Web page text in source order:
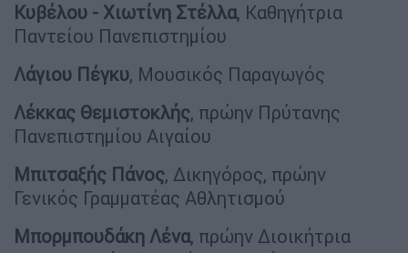
Κυβέλου - Χιωτίνη Στέλλα, Καθηγήτρια
Παντείου Πανεπιστημίου
Λάγιου Πέγκυ, Μουσικός Παραγωγός
Λέκκας Θεμιστοκλής, πρώην Πρύτανης
Πανεπιστημίου Αιγαίου
Μπιτσαξής Πάνος, Δικηγόρος, πρώην
Γενικός Γραμματέας Αθλητισμού
Μπορμπουδάκη Λένα, πρώην Διοικήτρια